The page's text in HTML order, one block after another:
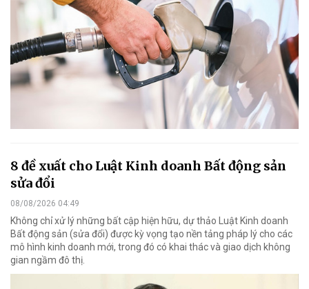
8 đề xuất cho Luật Kinh doanh Bất động sản
sửa đổi
08/08/2026 04:49
Không chỉ xử lý những bất cập hiện hữu, dự thảo Luật Kinh doanh
Bất động sản (sửa đổi) được kỳ vọng tạo nền tảng pháp lý cho các
mô hình kinh doanh mới, trong đó có khai thác và giao dịch không
gian ngầm đô thị.